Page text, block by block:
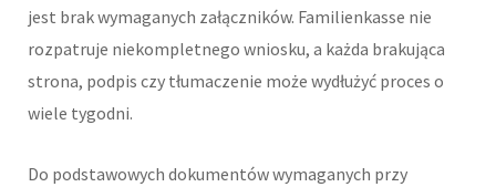
jest brak wymaganych załączników. Familienkasse nie
rozpatruje niekompletnego wniosku, a każda brakująca
strona, podpis czy tłumaczenie może wydłużyć proces o
wiele tygodni.
Do podstawowych dokumentów wymaganych przy